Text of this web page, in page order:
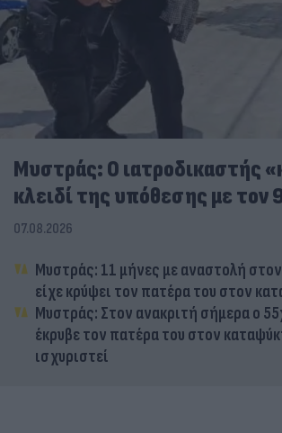
Μυστράς: Ο ιατροδικαστής
κλειδί της υπόθεσης με τον
07.08.2026
Μυστράς: 11 μήνες με αναστολή
είχε κρύψει τον πατέρα του στον
Μυστράς: Στον ανακριτή σήμερα ο
έκρυβε τον πατέρα του στον
ισχυριστεί